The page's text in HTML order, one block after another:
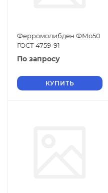
Ферромолибден ФМо50
ГОСТ 4759-91
По запросу
КУПИТЬ